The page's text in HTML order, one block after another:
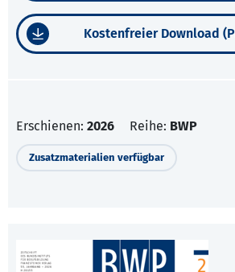
Kostenfreier Download
Erschienen: 2026 Reihe: BWP
Zusatzmaterialien verfügbar